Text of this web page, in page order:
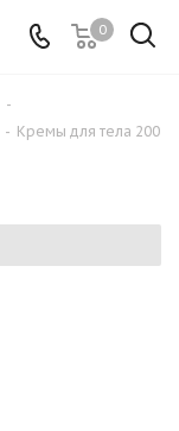
0
-
- Кремы для тела 200